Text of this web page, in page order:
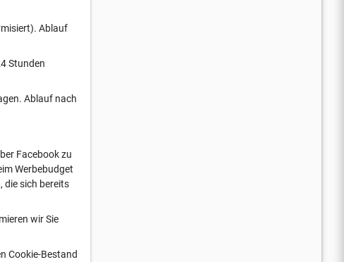
Ablauf
Stunden
Ablauf nach
Facebook zu
Werbebudget
die sich bereits
wir Sie
Cookie-Bestand